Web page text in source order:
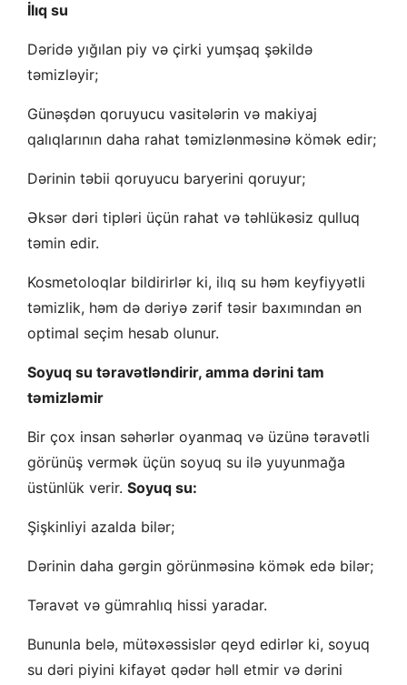
İlıq su
Dəridə yığılan piy və çirki yumşaq şəkildə
təmizləyir;
Günəşdən qoruyucu vasitələrin və makiyaj
qalıqlarının daha rahat təmizlənməsinə kömək edir;
Dərinin təbii qoruyucu baryerini qoruyur;
Əksər dəri tipləri üçün rahat və təhlükəsiz qulluq
təmin edir.
Kosmetoloqlar bildirirlər ki, ilıq su həm keyfiyyətli
təmizlik, həm də dəriyə zərif təsir baxımından ən
optimal seçim hesab olunur.
Soyuq su təravətləndirir, amma dərini tam
təmizləmir
Bir çox insan səhərlər oyanmaq və üzünə təravətli
görünüş vermək üçün soyuq su ilə yuyunmağa
üstünlük verir. Soyuq su:
Şişkinliyi azalda bilər;
Dərinin daha gərgin görünməsinə kömək edə bilər;
Təravət və gümrahlıq hissi yaradar.
Bununla belə, mütəxəssislər qeyd edirlər ki, soyuq
su dəri piyini kifayət qədər həll etmir və dərini